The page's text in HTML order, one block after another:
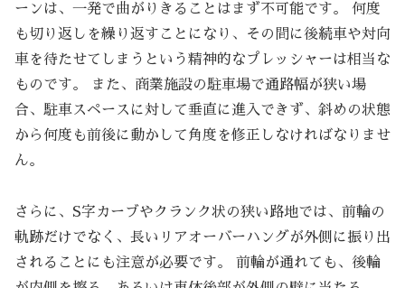
ーンは、一発で曲がりきることはまず不可能です。 何度
も切り返しを繰り返すことになり、その間に後続車や対向
車を待たせてしまうという精神的なプレッシャーは相当な
ものです。 また、商業施設の駐車場で通路幅が狭い場
合、駐車スペースに対して垂直に進入できず、斜めの状態
から何度も前後に動かして角度を修正しなければなりませ
ん。
さらに、S字カーブやクランク状の狭い路地では、前輪の
軌跡だけでなく、長いリアオーバーハングが外側に振り出
されることにも注意が必要です。 前輪が通れても、後輪